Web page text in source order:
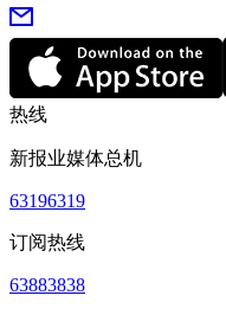
热线
新报业媒体总机
63196319
订阅热线
63883838